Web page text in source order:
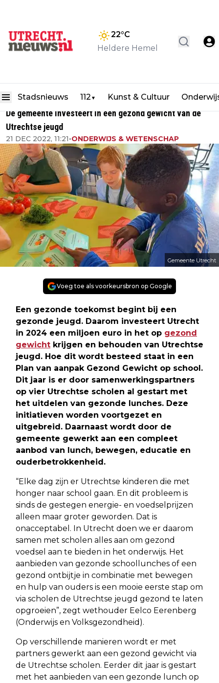
22°C
Heldere Hemel
Stadsnieuws 112 ▼ Kunst & Cultuur
De gemeente investeert in een gezond gewicht van de
Utrechtse jeugd
21 DEC 2022, 11:21•ONDERWIJS & WETENSCHAP
Gemeente Utrecht
Voeg toe als voorkeursbron op Google
Een gezonde toekomst begint bij een
gezonde jeugd. Daarom investeert Utrecht
in 2024 een miljoen euro in het op gezond
gewicht krijgen en behouden van Utrechtse
jeugd. Hoe dit wordt besteed staat in een
Plan van aanpak Gezond Gewicht op school.
Dit jaar is er door samenwerkingspartners
op vier Utrechtse scholen al gestart met
het uitdelen van gezonde lunches. Deze
initiatieven worden voortgezet en
uitgebreid. Daarnaast wordt door de
gemeente gewerkt aan een compleet
aanbod van lunch, bewegen, educatie en
ouderbetrokkenheid.
“Elke dag zijn er Utrechtse kinderen die met
honger naar school gaan. En dit probleem is
sinds de gestegen energie- en voedselprijzen
alleen maar groter geworden. Dat is
onacceptabel. In Utrecht doen we er daarom
samen met scholen alles aan om gezond
voedsel aan te bieden in het onderwijs. Het
aanbieden van gezonde schoollunches of een
gezond ontbijtje in combinatie met bewegen
en hulp van ouders is een mooie eerste stap om
via scholen de Utrechtse jeugd gezond te laten
opgroeien”, zegt wethouder Eelco Eerenberg
(Onderwijs en Volksgezondheid).
Op verschillende manieren wordt er met
partners gewerkt aan een gezond gewicht via
de Utrechtse scholen. Eerder dit jaar is gestart
met het aanbieden van een gezonde lunch op